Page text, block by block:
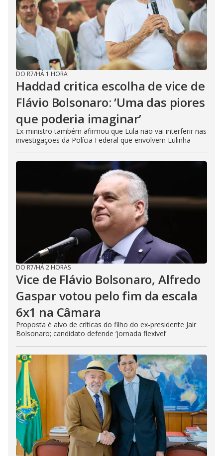
DO R7/HÁ 1 HORA
Haddad critica escolha de vice de
Flávio Bolsonaro: ‘Uma das piores
que poderia imaginar’
Ex-ministro também afirmou que Lula não vai interferir nas
investigações da Polícia Federal que envolvem Lulinha
DO R7/HÁ 2 HORAS
Vice de Flávio Bolsonaro, Alfredo
Gaspar votou pelo fim da escala
6x1 na Câmara
Proposta é alvo de críticas do filho do ex-presidente Jair
Bolsonaro; candidato defende ‘jornada flexível’